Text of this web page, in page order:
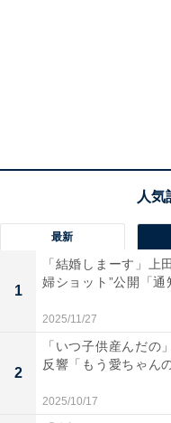
最新
1
「結婚しまーす」上
婦ショット”公開「
2025/11/27
2
「いつ子供産んだの
反響「もう愛ちゃん
2025/10/17